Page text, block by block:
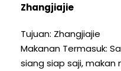
Zhangjiajie
Tujuan: Zhangjiajie
Makanan Termasuk:
siang siap saji,